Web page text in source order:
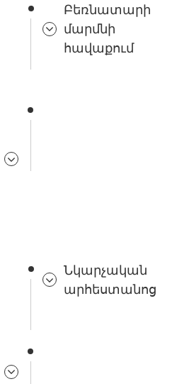
Բեռնատարի
մարմնի
հավաքում
Նկարչական
արհեստանոց